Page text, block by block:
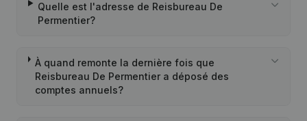
Quelle est l'adresse de Reisbureau De
Permentier?
À quand remonte la dernière fois que
Reisbureau De Permentier a déposé des
comptes annuels?